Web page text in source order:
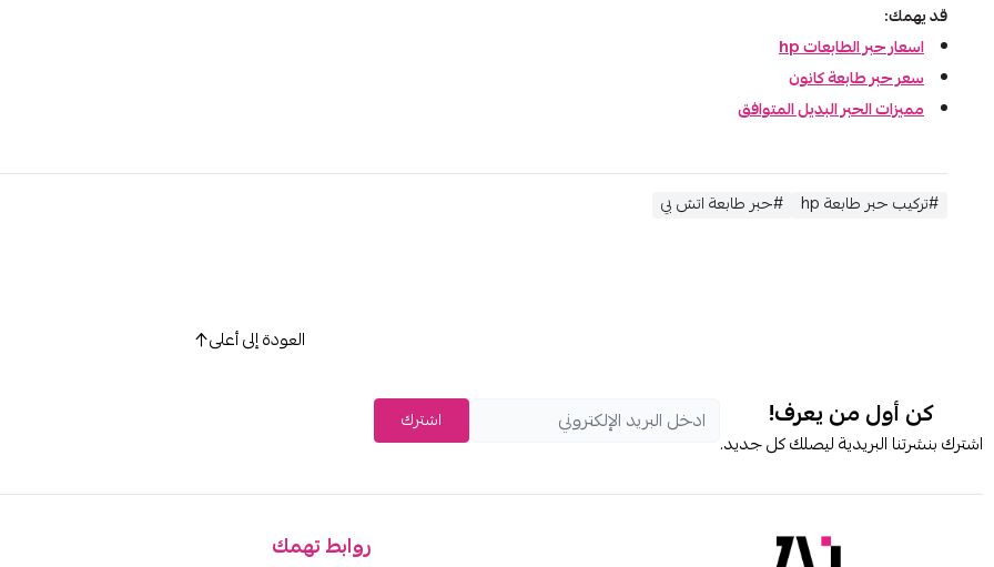
قد يهمك:
اسعار حبر الطابعات hp
سعر حبر طابعة كانون
مميزات الحبر البديل المتوافق
#تركيب حبر طابعة hp #حبر طابعة اتش بي
العودة إلى أعلى
كن أول من يعرف!
اشترك بنشرتنا البريدية ليصلك كل جديد.
اشترك
روابط تهمك